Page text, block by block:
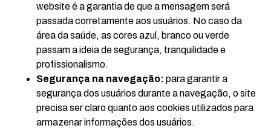
website é a garantia de que a mensagem será
passada corretamente aos usuários. No caso da
área da saúde, as cores azul, branco ou verde
passam a ideia de segurança, tranquilidade e
profissionalismo.
Segurança na navegação: para garantir a
segurança dos usuários durante a navegação, o site
precisa ser claro quanto aos cookies utilizados para
armazenar informações dos usuários.